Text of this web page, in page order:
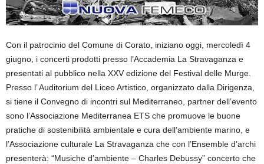
Con il patrocinio del Comune di Corato, iniziano oggi, mercoledì 4
giugno, i concerti prodotti presso l’Accademia La Stravaganza e
presentati al pubblico nella XXV edizione del Festival delle Murge.
Presso l’ Auditorium del Liceo Artistico, organizzato dalla Dirigenza,
si tiene il Convegno di incontri sul Mediterraneo, partner dell’evento
sono l’Associazione Mediterranea ETS che promuove le buone
pratiche di sostenibilità ambientale e cura dell’ambiente marino, e
l’Associazione culturale La Stravaganza che con l’Ensemble d’archi
presenterà: “Musiche d’ambiente – Charles Debussy” concerto che